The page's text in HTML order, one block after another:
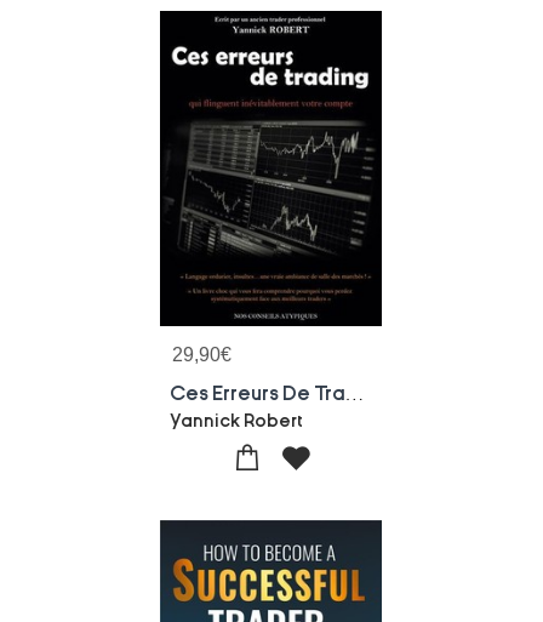
29,90€
Yannick Robert